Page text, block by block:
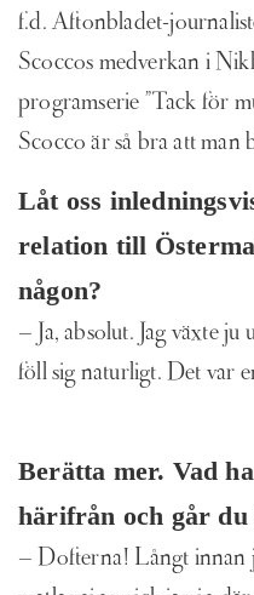
f.d. Aftonbladet-
Scoccos medverkan i
programserie ”Tack för
Scocco är så bra att man
Låt oss
relation till
någon?
– Ja, absolut. Jag växte
föll sig naturligt. Det var
Berätta mer. Vad
härifrån och går
– Dofterna! Långt innan